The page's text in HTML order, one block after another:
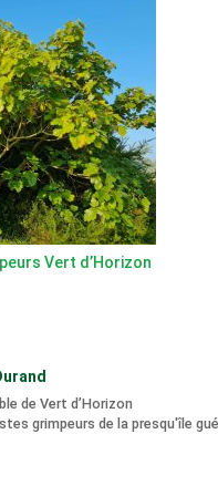
Vert d’Horizon
de Vert d’Horizon
grimpeurs de la presqu'île